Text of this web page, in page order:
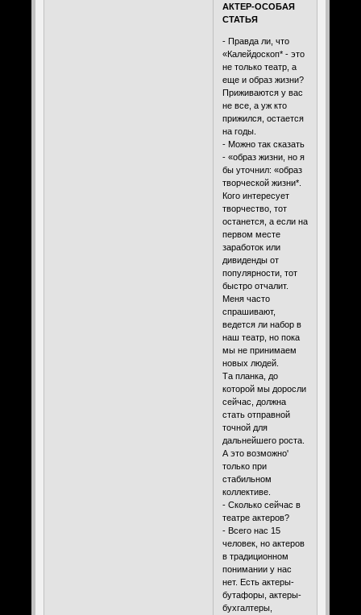
АКТЕР-ОСОБАЯ
СТАТЬЯ
- Правда ли, что
«Калейдоскоп* - это
не только театр, а
еще и образ жизни?
Приживаются у вас
не все, а уж кто
прижился, остается
на годы.
- Можно так сказать
- «образ жизни, но я
бы уточнил: «образ
творческой жизни*.
Кого интересует
творчество, тот
останется, а если на
первом месте
заработок или
дивиденды от
популярности, тот
быстро отчалит.
Меня часто
спрашивают,
ведется ли набор в
наш театр, но пока
мы не принимаем
новых людей.
Та планка, до
которой мы доросли
сейчас, должна
стать отправной
точной для
дальнейшего роста.
А это возможно'
только при
стабильном
коллективе.
- Сколько сейчас в
театре актеров?
- Всего нас 15
человек, но актеров
в традиционном
понимании у нас
нет. Есть актеры-
бутафоры, актеры-
бухгалтеры,